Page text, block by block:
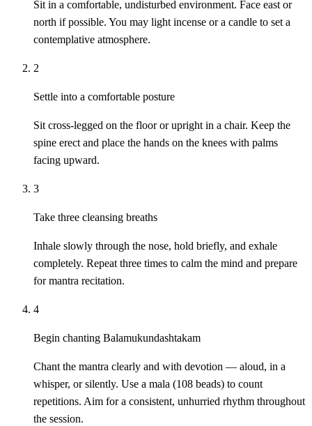
Sit in a comfortable, undisturbed environment. Face east or
north if possible. You may light incense or a candle to set a
contemplative atmosphere.
2
Settle into a comfortable posture
Sit cross-legged on the floor or upright in a chair. Keep the
spine erect and place the hands on the knees with palms
facing upward.
3
Take three cleansing breaths
Inhale slowly through the nose, hold briefly, and exhale
completely. Repeat three times to calm the mind and prepare
for mantra recitation.
4
Begin chanting Balamukundashtakam
Chant the mantra clearly and with devotion — aloud, in a
whisper, or silently. Use a mala (108 beads) to count
repetitions. Aim for a consistent, unhurried rhythm throughout
the session.